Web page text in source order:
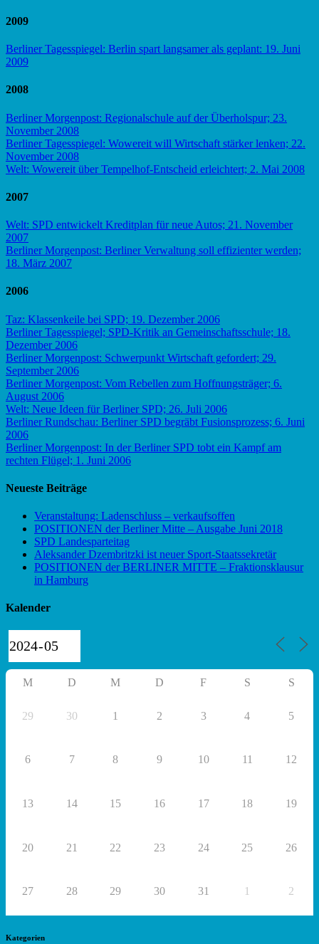
2009
Berliner Tagesspiegel: Berlin spart langsamer als geplant: 19. Juni
2009
2008
Berliner Morgenpost: Regionalschule auf der Überholspur; 23.
November 2008
Berliner Tagesspiegel: Wowereit will Wirtschaft stärker lenken; 22.
November 2008
Welt: Wowereit über Tempelhof-Entscheid erleichtert; 2. Mai 2008
2007
Welt: SPD entwickelt Kreditplan für neue Autos; 21. November
2007
Berliner Morgenpost: Berliner Verwaltung soll effizienter werden;
18. März 2007
2006
Taz: Klassenkeile bei SPD; 19. Dezember 2006
Berliner Tagesspiegel; SPD-Kritik an Gemeinschaftsschule; 18.
Dezember 2006
Berliner Morgenpost: Schwerpunkt Wirtschaft gefordert; 29.
September 2006
Berliner Morgenpost: Vom Rebellen zum Hoffnungsträger; 6.
August 2006
Welt: Neue Ideen für Berliner SPD; 26. Juli 2006
Berliner Rundschau: Berliner SPD begräbt Fusionsprozess; 6. Juni
2006
Berliner Morgenpost: In der Berliner SPD tobt ein Kampf am
rechten Flügel; 1. Juni 2006
Neueste Beiträge
Veranstaltung: Ladenschluss – verkaufsoffen
POSITIONEN der Berliner Mitte – Ausgabe Juni 2018
SPD Landesparteitag
Aleksander Dzembritzki ist neuer Sport-Staatssekretär
POSITIONEN der BERLINER MITTE – Fraktionsklausur
in Hamburg
Kalender
M D M D F S S
29 30 1 2 3 4 5
6 7 8 9 10 11 12
13 14 15 16 17 18 19
20 21 22 23 24 25 26
27 28 29 30 31 1 2
Kategorien